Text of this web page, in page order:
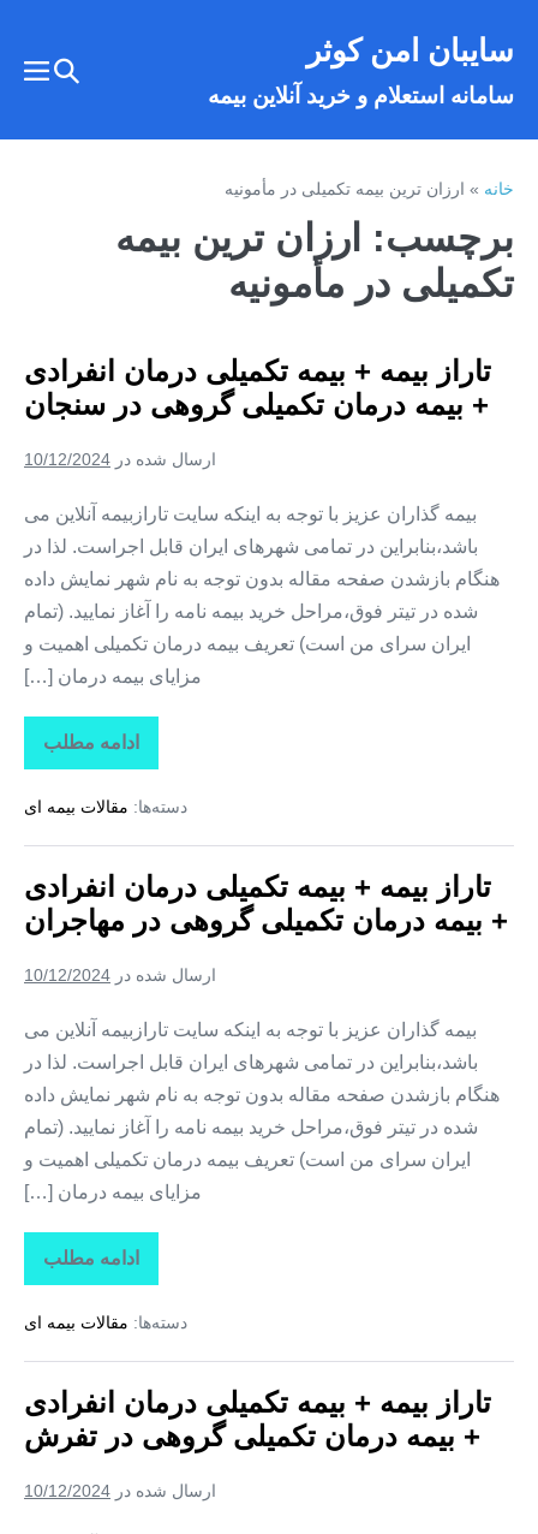
سایبان امن کوثر
سامانه استعلام و خرید آنلاین بیمه
تغییر
خانه»ارزان ترین بیمه تکمیلی در مأمونیه
برچسب: ارزان ترین بیمه
تکمیلی در مأمونیه
تاراز بیمه + بیمه تکمیلی درمان انفرادی
+ بیمه درمان تکمیلی گروهی در سنجان
ارسال شده در 10/12/2024
بیمه گذاران عزیز با توجه به اینکه سایت تارازبیمه آنلاین می
باشد،بنابراین در تمامی شهرهای ایران قابل اجراست. لذا در
هنگام بازشدن صفحه مقاله بدون توجه به نام شهر نمایش داده
شده در تیتر فوق،مراحل خرید بیمه نامه را آغاز نمایید. (تمام
ایران سرای من است) تعریف بیمه درمان تکمیلی اهمیت و
مزایای بیمه درمان […]
ادامه مطلب
تاراز
بیمه
بیمه
درمان
+
بیمه
درمان
تکمیلی
در
دسته‌ها: مقالات بیمه ای
تاراز بیمه + بیمه تکمیلی درمان انفرادی
+ بیمه درمان تکمیلی گروهی در مهاجران
ارسال شده در 10/12/2024
بیمه گذاران عزیز با توجه به اینکه سایت تارازبیمه آنلاین می
باشد،بنابراین در تمامی شهرهای ایران قابل اجراست. لذا در
هنگام بازشدن صفحه مقاله بدون توجه به نام شهر نمایش داده
شده در تیتر فوق،مراحل خرید بیمه نامه را آغاز نمایید. (تمام
ایران سرای من است) تعریف بیمه درمان تکمیلی اهمیت و
مزایای بیمه درمان […]
ادامه مطلب
تاراز
بیمه
بیمه
درمان
+
بیمه
درمان
تکمیلی
در
دسته‌ها: مقالات بیمه ای
تاراز بیمه + بیمه تکمیلی درمان انفرادی
+ بیمه درمان تکمیلی گروهی در تفرش
ارسال شده در 10/12/2024